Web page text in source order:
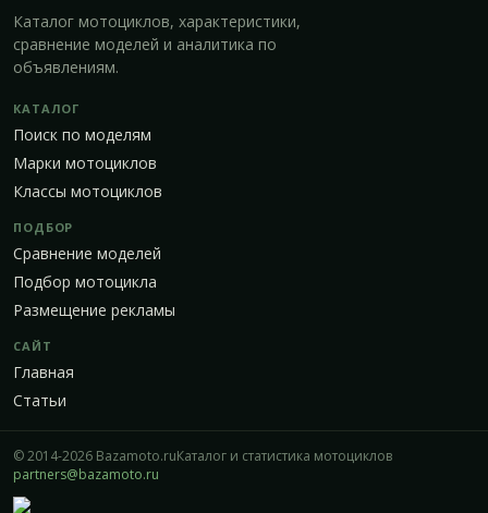
Каталог мотоциклов, характеристики,
сравнение моделей и аналитика по
объявлениям.
КАТАЛОГ
Поиск по моделям
Марки мотоциклов
Классы мотоциклов
ПОДБОР
Сравнение моделей
Подбор мотоцикла
Размещение рекламы
САЙТ
Главная
Статьи
© 2014-2026 Bazamoto.ruКаталог и статистика мотоциклов
partners@bazamoto.ru